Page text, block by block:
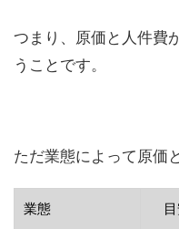
つまり、原価と人件費
うことです。
ただ業態によって原価
業態 目